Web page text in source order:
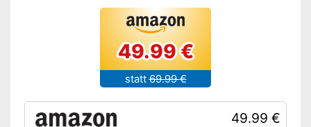
49.99 €
statt 69.99 €
49.99 €